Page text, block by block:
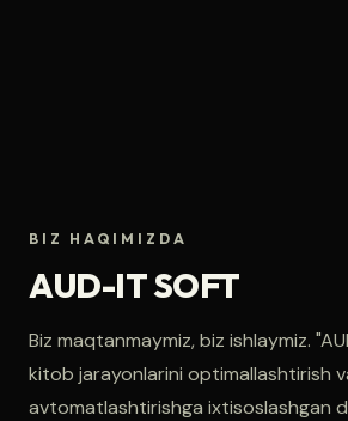
BIZ HAQIMIZDA
AUD-IT SOFT
Biz maqtanmaymiz, biz ishlaymiz.
kitob jarayonlarini optimallashtirish
avtomatlashtirishga ixtisoslashgan